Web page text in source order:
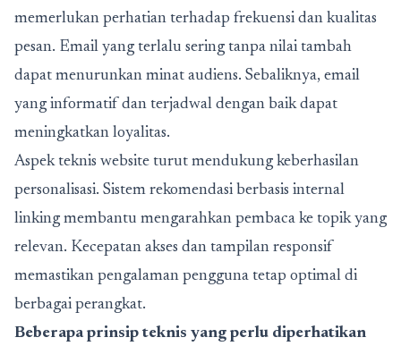
memerlukan perhatian terhadap frekuensi dan kualitas
pesan. Email yang terlalu sering tanpa nilai tambah
dapat menurunkan minat audiens. Sebaliknya, email
yang informatif dan terjadwal dengan baik dapat
meningkatkan loyalitas.
Aspek teknis website turut mendukung keberhasilan
personalisasi. Sistem rekomendasi berbasis internal
linking membantu mengarahkan pembaca ke topik yang
relevan. Kecepatan akses dan tampilan responsif
memastikan pengalaman pengguna tetap optimal di
berbagai perangkat.
Beberapa prinsip teknis yang perlu diperhatikan